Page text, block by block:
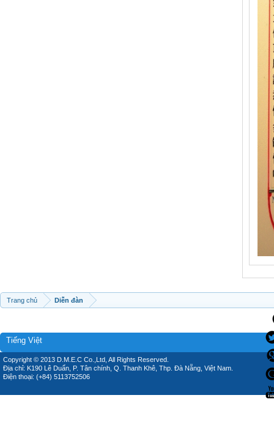
Trang chủ Diễn đàn
Tiếng Việt
Copyright © 2013 D.M.E.C Co.,Ltd, All Rights Reserved.
Địa chỉ: K190 Lê Duẩn, P. Tân chính, Q. Thanh Khê, Thp. Đà Nẵng, Việt Nam.
Điện thoại: (+84) 5113752506